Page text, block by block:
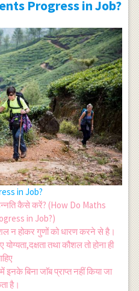
Progress in Job?
in Job?
कैसे करें? (How Do Maths
in Job?)
न होकर गुणों को धारण करने से है।
तथा कौशल तो होना ही
इनके बिना जाॅब प्राप्त नहीं किया जा
है।